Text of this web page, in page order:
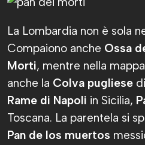
La Lombardia non è sola
Compaiono anche Ossa
Morti, mentre nella
anche la Colva pugliese
Rame di Napoli in Sicilia,
Toscana. La parentela si
Pan de los muertos